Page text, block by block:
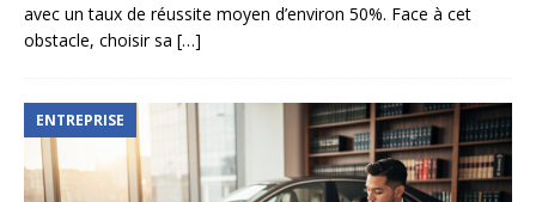
avec un taux de réussite moyen d’environ 50%. Face à cet
obstacle, choisir sa […]
ENTREPRISE